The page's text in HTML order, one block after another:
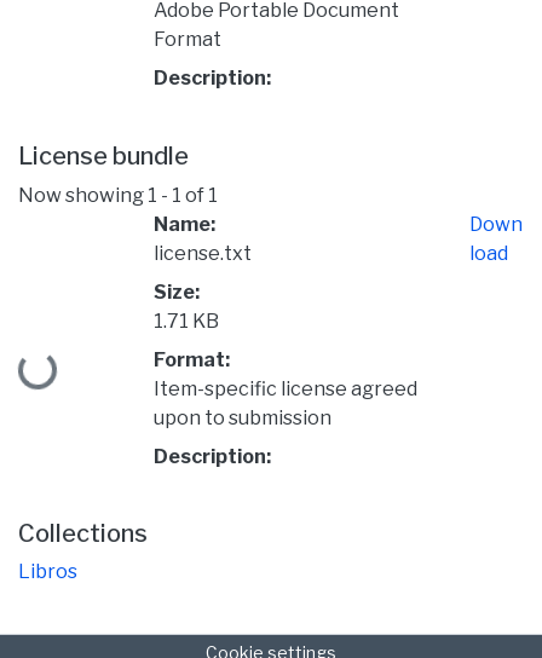
Adobe Portable Document
Format
Description:
License bundle
Now showing 1 - 1 of 1
Loading...
Name:
license.txt
Size:
1.71 KB
Format:
Item-specific license agreed
upon to submission
Description:
Down
load
Collections
Libros
Cookie settings